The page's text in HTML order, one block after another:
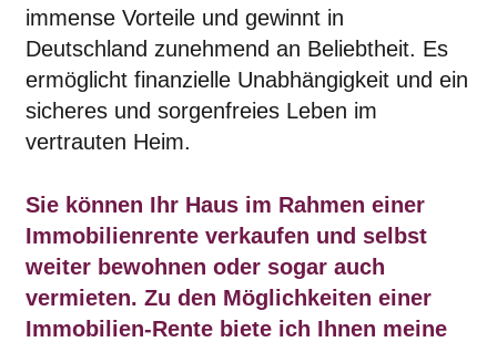
immense Vorteile und gewinnt in
Deutschland zunehmend an Beliebtheit. Es
ermöglicht finanzielle Unabhängigkeit und ein
sicheres und sorgenfreies Leben im
vertrauten Heim.
Sie können Ihr Haus im Rahmen einer
Immobilienrente verkaufen und selbst
weiter bewohnen oder sogar auch
vermieten. Zu den Möglichkeiten einer
Immobilien-Rente biete ich Ihnen meine